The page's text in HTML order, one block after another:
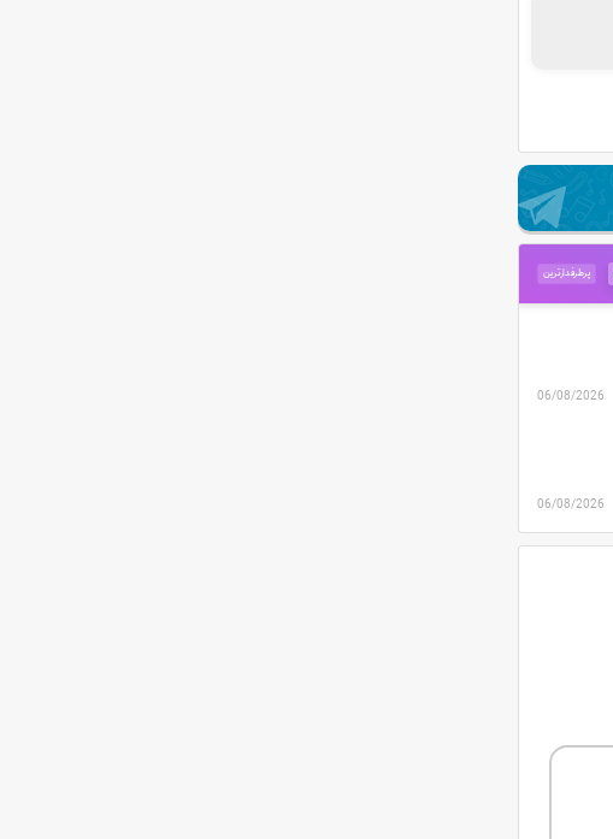
پرطرفدارترین
06/08/2026
06/08/2026